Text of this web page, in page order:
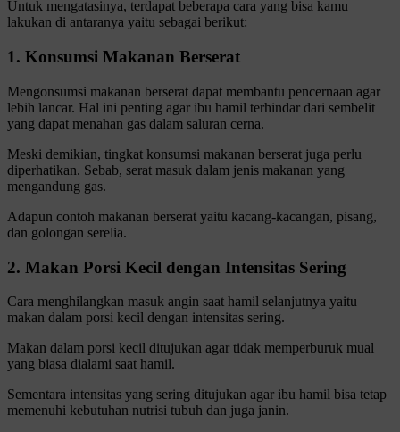
Untuk mengatasinya, terdapat beberapa cara yang bisa kamu
lakukan di antaranya yaitu sebagai berikut:
1. Konsumsi Makanan Berserat
Mengonsumsi makanan berserat dapat membantu pencernaan agar
lebih lancar. Hal ini penting agar ibu hamil terhindar dari sembelit
yang dapat menahan gas dalam saluran cerna.
Meski demikian, tingkat konsumsi makanan berserat juga perlu
diperhatikan. Sebab, serat masuk dalam jenis makanan yang
mengandung gas.
Adapun contoh makanan berserat yaitu kacang-kacangan, pisang,
dan golongan serelia.
2. Makan Porsi Kecil dengan Intensitas Sering
Cara menghilangkan masuk angin saat hamil selanjutnya yaitu
makan dalam porsi kecil dengan intensitas sering.
Makan dalam porsi kecil ditujukan agar tidak memperburuk mual
yang biasa dialami saat hamil.
Sementara intensitas yang sering ditujukan agar ibu hamil bisa tetap
memenuhi kebutuhan nutrisi tubuh dan juga janin.